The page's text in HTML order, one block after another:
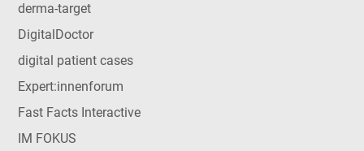
derma-target
DigitalDoctor
digital patient cases
Expert:innenforum
Fast Facts Interactive
IM FOKUS